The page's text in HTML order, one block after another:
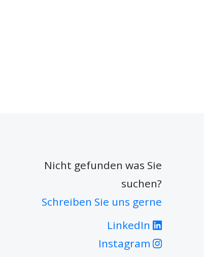
Nicht gefunden was Sie
suchen?
Schreiben Sie uns gerne
LinkedIn
Instagram